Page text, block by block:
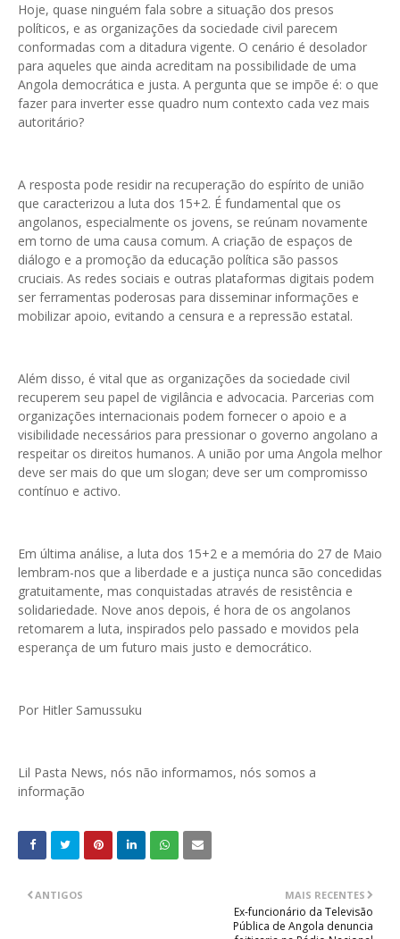
Hoje, quase ninguém fala sobre a situação dos presos
políticos, e as organizações da sociedade civil parecem
conformadas com a ditadura vigente. O cenário é desolador
para aqueles que ainda acreditam na possibilidade de uma
Angola democrática e justa. A pergunta que se impõe é: o que
fazer para inverter esse quadro num contexto cada vez mais
autoritário?
A resposta pode residir na recuperação do espírito de união
que caracterizou a luta dos 15+2. É fundamental que os
angolanos, especialmente os jovens, se reúnam novamente
em torno de uma causa comum. A criação de espaços de
diálogo e a promoção da educação política são passos
cruciais. As redes sociais e outras plataformas digitais podem
ser ferramentas poderosas para disseminar informações e
mobilizar apoio, evitando a censura e a repressão estatal.
Além disso, é vital que as organizações da sociedade civil
recuperem seu papel de vigilância e advocacia. Parcerias com
organizações internacionais podem fornecer o apoio e a
visibilidade necessários para pressionar o governo angolano a
respeitar os direitos humanos. A união por uma Angola melhor
deve ser mais do que um slogan; deve ser um compromisso
contínuo e activo.
Em última análise, a luta dos 15+2 e a memória do 27 de Maio
lembram-nos que a liberdade e a justiça nunca são concedidas
gratuitamente, mas conquistadas através de resistência e
solidariedade. Nove anos depois, é hora de os angolanos
retomarem a luta, inspirados pelo passado e movidos pela
esperança de um futuro mais justo e democrático.
Por Hitler Samussuku
Lil Pasta News, nós não informamos, nós somos a
informação
MAIS RECENTES
Ex-funcionário da Televisão
Pública de Angola denuncia
ANTIGOS